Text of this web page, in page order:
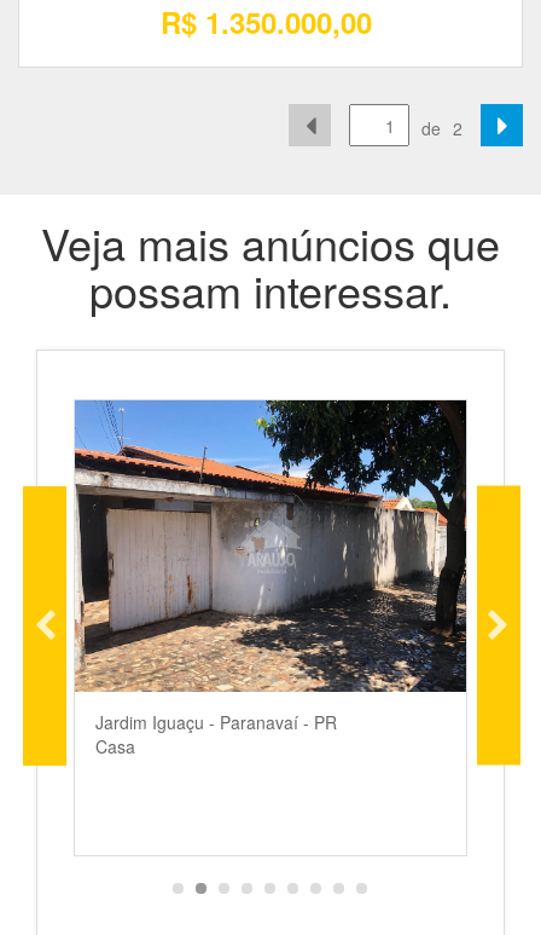
R$ 1.350.000,00
de 2
Veja mais anúncios que
possam interessar.
Jardim Iguaçu - Paranavaí - PR
Casa